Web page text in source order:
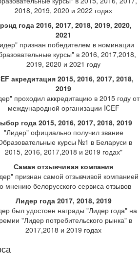
2018, 2019, 2020 и 2022 годах
года 2016, 2017, 2018, 2019, 2020,
2021
признан победителем в номинации
курсы" в 2016, 2017,2018,
2019, 2020 и 2021 году
акредитация 2015, 2016, 2017, 2018,
2019
проходил аккредитацию в 2015 году от
международной организации ICEF
года 2015, 2016, 2017, 2018, 2019
"Лидер" официально получил звание
курсы №1 в Беларуси в
2015, 2016, 2017,2018 и 2019 годах"
Самая отзывчивая компания
признан самой отзывчивой компанией
мнению белорусского сервиса отзывов
Лидер года 2017, 2018, 2019
был удостоен награды "Лидер года" на
"Лидер потребительского рынка" в
2017,2018 и 2019 годах